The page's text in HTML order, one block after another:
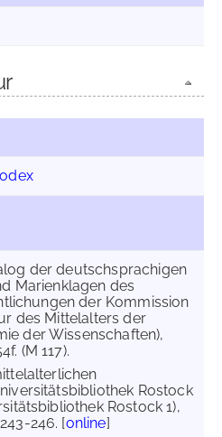
der deutschsprachigen
Marienklagen des
der Kommission
des Mittelalters der
der Wissenschaften),
(M 117).
Rostock
Rostock 1),
246. [online]